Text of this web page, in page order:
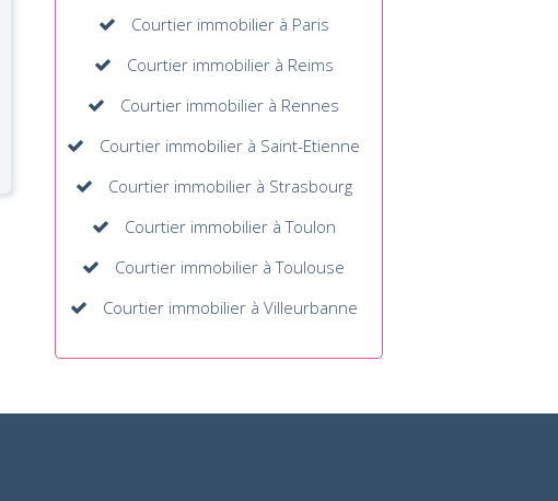
Courtier immobilier à Paris
Courtier immobilier à Reims
Courtier immobilier à Rennes
Courtier immobilier à Saint-Etienne
Courtier immobilier à Strasbourg
Courtier immobilier à Toulon
Courtier immobilier à Toulouse
Courtier immobilier à Villeurbanne